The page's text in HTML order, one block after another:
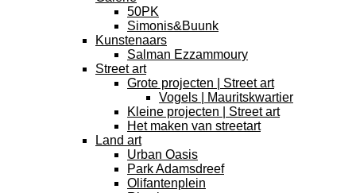
50PK
Simonis&Buunk
Kunstenaars
Salman Ezzammoury
Street art
Grote projecten | Street art
Vogels | Mauritskwartier
Kleine projecten | Street art
Het maken van streetart
Land art
Urban Oasis
Park Adamsdreef
Olifantenplein